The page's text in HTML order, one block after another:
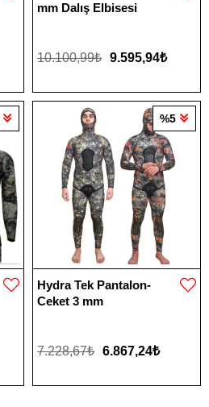
mm Dalış Elbisesi
9.595,94₺
10.100,99₺
Hydra Tek Pantalon-
Ceket 3 mm
6.867,24₺
7.228,67₺
%5